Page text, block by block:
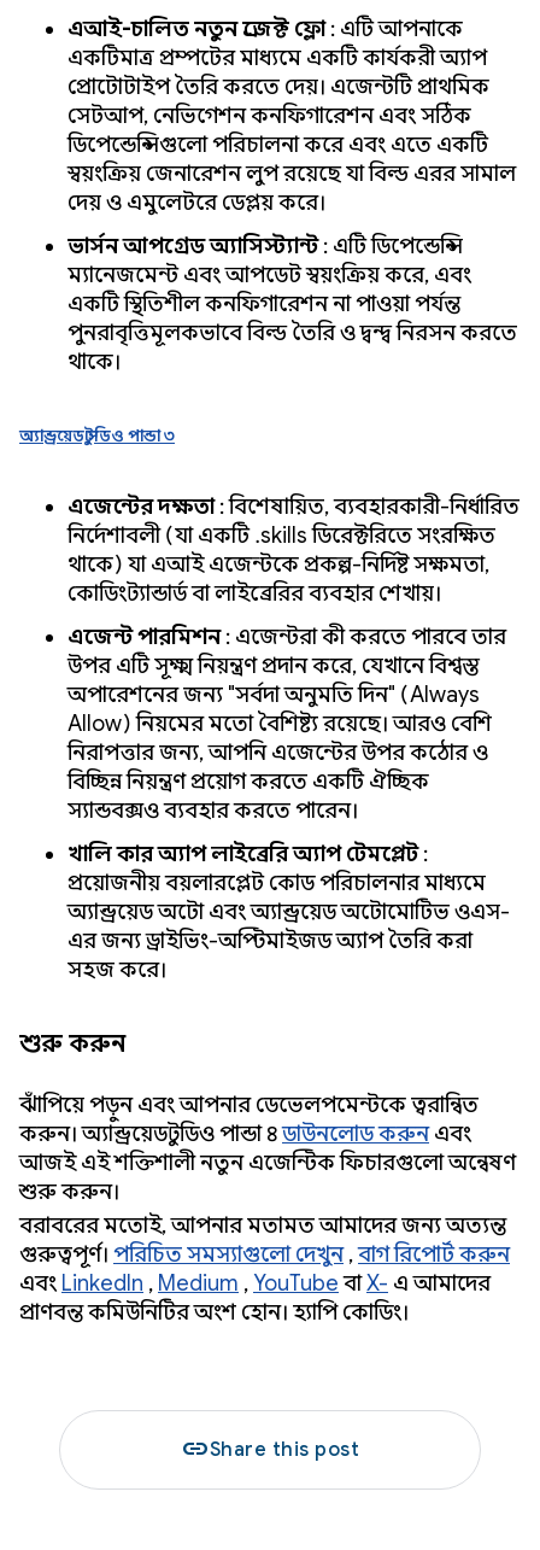
এআই-চালিত নতুন প্রজেক্ট ফ্লো: এটি আপনাকে
একটিমাত্র প্রম্পটের মাধ্যমে একটি কার্যকরী অ্যাপ
প্রোটোটাইপ তৈরি করতে দেয়। এজেন্টটি প্রাথমিক
সেটআপ, নেভিগেশন কনফিগারেশন এবং সঠিক
ডিপেন্ডেন্সিগুলো পরিচালনা করে এবং এতে একটি
স্বয়ংক্রিয় জেনারেশন লুপ রয়েছে যা বিল্ড এরর সামাল
দেয় ও এমুলেটরে ডেপ্লয় করে।
ভার্সন আপগ্রেড অ্যাসিস্ট্যান্ট: এটি ডিপেন্ডেন্সি
ম্যানেজমেন্ট এবং আপডেট স্বয়ংক্রিয় করে, এবং
একটি স্থিতিশীল কনফিগারেশন না পাওয়া পর্যন্ত
পুনরাবৃত্তিমূলকভাবে বিল্ড তৈরি ও দ্বন্দ্ব নিরসন করতে
থাকে।
অ্যান্ড্রয়েড স্টুডিও পান্ডা ৩
এজেন্টের দক্ষতা: বিশেষায়িত, ব্যবহারকারী-নির্ধারিত
নির্দেশাবলী (যা একটি .skills ডিরেক্টরিতে সংরক্ষিত
থাকে) যা এআই এজেন্টকে প্রকল্প-নির্দিষ্ট সক্ষমতা,
কোডিং স্ট্যান্ডার্ড বা লাইব্রেরির ব্যবহার শেখায়।
এজেন্ট পারমিশন: এজেন্টরা কী করতে পারবে তার
উপর এটি সূক্ষ্ম নিয়ন্ত্রণ প্রদান করে, যেখানে বিশ্বস্ত
অপারেশনের জন্য "সর্বদা অনুমতি দিন" (Always
Allow) নিয়মের মতো বৈশিষ্ট্য রয়েছে। আরও বেশি
নিরাপত্তার জন্য, আপনি এজেন্টের উপর কঠোর ও
বিচ্ছিন্ন নিয়ন্ত্রণ প্রয়োগ করতে একটি ঐচ্ছিক
স্যান্ডবক্সও ব্যবহার করতে পারেন।
খালি কার অ্যাপ লাইব্রেরি অ্যাপ টেমপ্লেট:
প্রয়োজনীয় বয়লারপ্লেট কোড পরিচালনার মাধ্যমে
অ্যান্ড্রয়েড অটো এবং অ্যান্ড্রয়েড অটোমোটিভ ওএস-
এর জন্য ড্রাইভিং-অপ্টিমাইজড অ্যাপ তৈরি করা
সহজ করে।
শুরু করুন
ঝাঁপিয়ে পড়ুন এবং আপনার ডেভেলপমেন্টকে ত্বরান্বিত
করুন। অ্যান্ড্রয়েড স্টুডিও পান্ডা ৪ডাউনলোড করুনএবং
আজই এই শক্তিশালী নতুন এজেন্টিক ফিচারগুলো অন্বেষণ
শুরু করুন।
বরাবরের মতোই, আপনার মতামত আমাদের জন্য অত্যন্ত
গুরুত্বপূর্ণ। পরিচিত সমস্যাগুলো দেখুন,বাগ রিপোর্ট করুন
এবং LinkedIn , Medium ,YouTubeবাX- এ আমাদের
প্রাণবন্ত কমিউনিটির অংশ হোন। হ্যাপি কোডিং।
linkShare this post